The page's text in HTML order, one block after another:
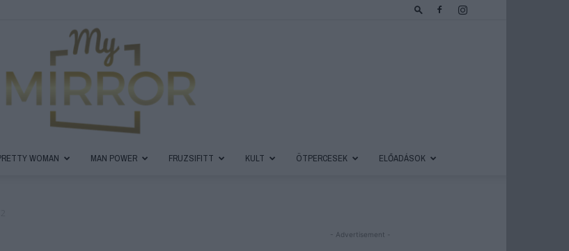
WOMAN MAN POWER FRUZSIFITT KULT ÖTPERCESEK ELŐADÁSOK
- Advertisement -